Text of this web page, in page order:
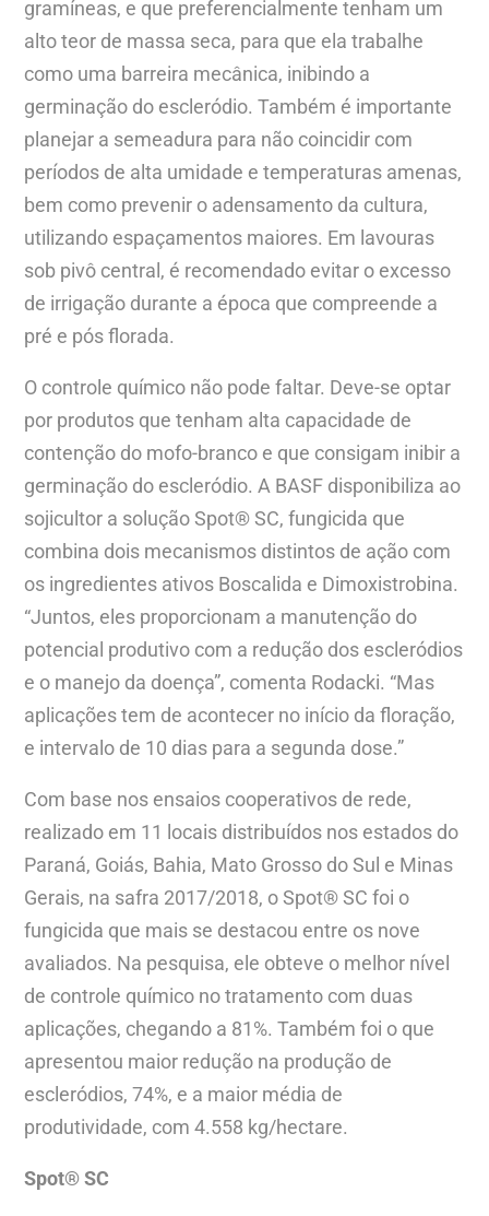
gramíneas, e que preferencialmente tenham um
alto teor de massa seca, para que ela trabalhe
como uma barreira mecânica, inibindo a
germinação do escleródio. Também é importante
planejar a semeadura para não coincidir com
períodos de alta umidade e temperaturas amenas,
bem como prevenir o adensamento da cultura,
utilizando espaçamentos maiores. Em lavouras
sob pivô central, é recomendado evitar o excesso
de irrigação durante a época que compreende a
pré e pós florada.
O controle químico não pode faltar. Deve-se optar
por produtos que tenham alta capacidade de
contenção do mofo-branco e que consigam inibir a
germinação do escleródio. A BASF disponibiliza ao
sojicultor a solução Spot® SC, fungicida que
combina dois mecanismos distintos de ação com
os ingredientes ativos Boscalida e Dimoxistrobina.
“Juntos, eles proporcionam a manutenção do
potencial produtivo com a redução dos escleródios
e o manejo da doença”, comenta Rodacki. “Mas
aplicações tem de acontecer no início da floração,
e intervalo de 10 dias para a segunda dose.”
Com base nos ensaios cooperativos de rede,
realizado em 11 locais distribuídos nos estados do
Paraná, Goiás, Bahia, Mato Grosso do Sul e Minas
Gerais, na safra 2017/2018, o Spot® SC foi o
fungicida que mais se destacou entre os nove
avaliados. Na pesquisa, ele obteve o melhor nível
de controle químico no tratamento com duas
aplicações, chegando a 81%. Também foi o que
apresentou maior redução na produção de
escleródios, 74%, e a maior média de
produtividade, com 4.558 kg/hectare.
Spot® SC